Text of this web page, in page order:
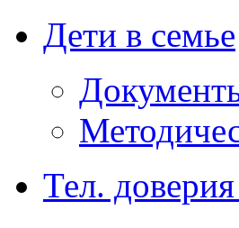
Дети в семье
Тел.